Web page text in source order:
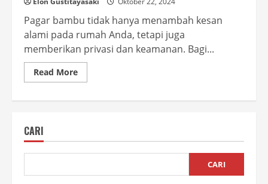
Pagar bambu tidak hanya menambah kesan
alami pada rumah Anda, tetapi juga
memberikan privasi dan keamanan. Bagi...
Read MoreRead
more
untuk
Rumah
CARI
CARI